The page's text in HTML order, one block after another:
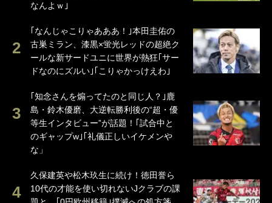
なんよｗ｣
｢なんじゃこりゃあああ！｣本田圭佑の
古巣ミラン、漆黒×蛍光レッドの超絶ク
ールな新サードユニに世界が熱狂｢サー
ドなのにズルい｣｢こりゃかっけえわ｣
｢知念さんを煽ってたのと同じ人？｣鹿
島・鈴木優磨、大逆転勝利後の“超・優
等生インタビュー”が話題！｢試合中と
のギャップw｣｢礼儀正しいイケメンや
な」
久保建英や松木玖生に続け！徳田誉ら
10代の才能を使い切れないJクラブの課